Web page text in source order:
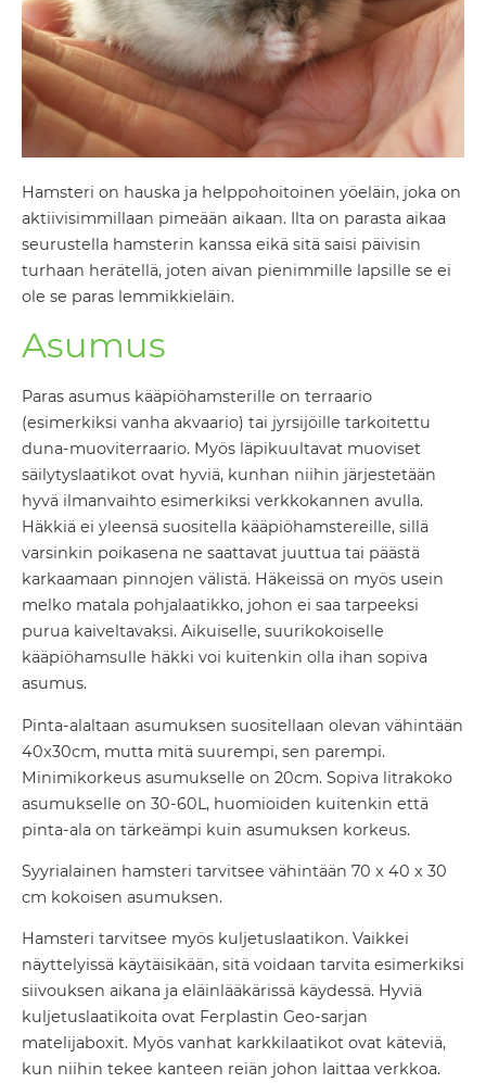
Hamsteri on hauska ja helppohoitoinen yöeläin, joka on
aktiivisimmillaan pimeään aikaan. Ilta on parasta aikaa
seurustella hamsterin kanssa eikä sitä saisi päivisin
turhaan herätellä, joten aivan pienimmille lapsille se ei
ole se paras lemmikkieläin.
Asumus
Paras asumus kääpiöhamsterille on terraario
(esimerkiksi vanha akvaario) tai jyrsijöille tarkoitettu
duna-muoviterraario. Myös läpikuultavat muoviset
säilytyslaatikot ovat hyviä, kunhan niihin järjestetään
hyvä ilmanvaihto esimerkiksi verkkokannen avulla.
Häkkiä ei yleensä suositella kääpiöhamstereille, sillä
varsinkin poikasena ne saattavat juuttua tai päästä
karkaamaan pinnojen välistä. Häkeissä on myös usein
melko matala pohjalaatikko, johon ei saa tarpeeksi
purua kaiveltavaksi. Aikuiselle, suurikokoiselle
kääpiöhamsulle häkki voi kuitenkin olla ihan sopiva
asumus.
Pinta-alaltaan asumuksen suositellaan olevan vähintään
40x30cm, mutta mitä suurempi, sen parempi.
Minimikorkeus asumukselle on 20cm. Sopiva litrakoko
asumukselle on 30-60L, huomioiden kuitenkin että
pinta-ala on tärkeämpi kuin asumuksen korkeus.
Syyrialainen hamsteri tarvitsee vähintään 70 x 40 x 30
cm kokoisen asumuksen.
Hamsteri tarvitsee myös kuljetuslaatikon. Vaikkei
näyttelyissä käytäisikään, sitä voidaan tarvita esimerkiksi
siivouksen aikana ja eläinlääkärissä käydessä. Hyviä
kuljetuslaatikoita ovat Ferplastin Geo-sarjan
matelijaboxit. Myös vanhat karkkilaatikot ovat käteviä,
kun niihin tekee kanteen reiän johon laittaa verkkoa.